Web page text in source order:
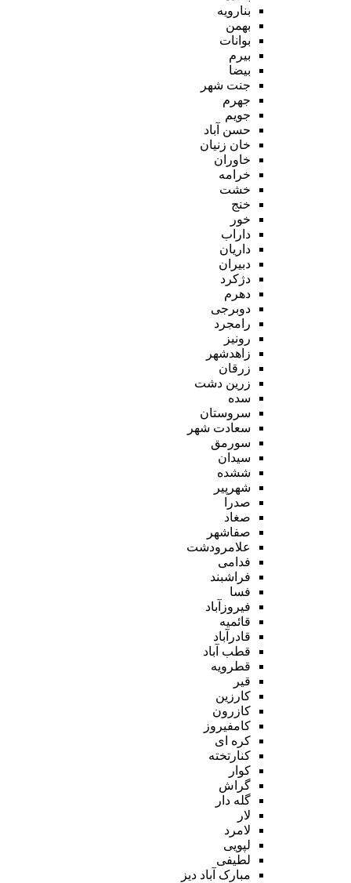
بنارویه
بهمن
بوانات
بیرم
بیضا
جنت شهر
جهرم
جویم
حسن آباد
خان زنیان
خاوران
خرامه
خشت
خنج
خور
داراب
داریان
دبیران
دژکرد
دهرم
دوبرجی
رامجرد
رونیز
زاهدشهر
زرقان
زرین دشت
سده
سروستان
سعادت شهر
سورمق
سیدان
ششده
شهرپیر
صدرا
صغاد
صفاشهر
علامرودشت
فدامی
فراشبند
فسا
فیروزآباد
قائمیه
قادرآباد
قطب آباد
قطرویه
قیر
کارزین
کازرون
کامفیروز
کره ای
کنارتخته
کوار
گراش
گله دار
لار
لامرد
لپویی
لطیفی
مبارک آباد دیز